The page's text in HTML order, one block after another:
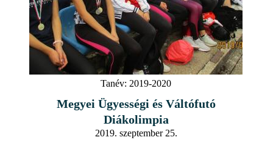
Tanév: 2019-2020
Megyei Ügyességi és Váltófutó
Diákolimpia
2019. szeptember 25.